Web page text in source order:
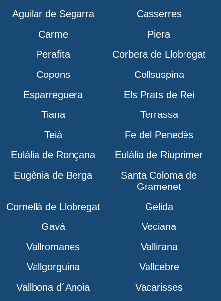
Aguilar de Segarra
Casserres
Carme
Piera
Perafita
Corbera de Llobregat
Copons
Collsuspina
Esparreguera
Els Prats de Rei
Tiana
Terrassa
Teià
Fe del Penedès
Eulàlia de Ronçana
Eulàlia de Riuprimer
Eugènia de Berga
Santa Coloma de
Gramenet
Cornellà de Llobregat
Gelida
Gavà
Veciana
Vallromanes
Vallirana
Vallgorguina
Vallcebre
Vallbona d´Anoia
Vacarisses